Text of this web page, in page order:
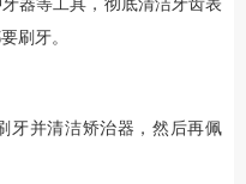
器等工具，彻底清洁牙齿表
刷牙。
牙并清洁矫治器，然后再佩